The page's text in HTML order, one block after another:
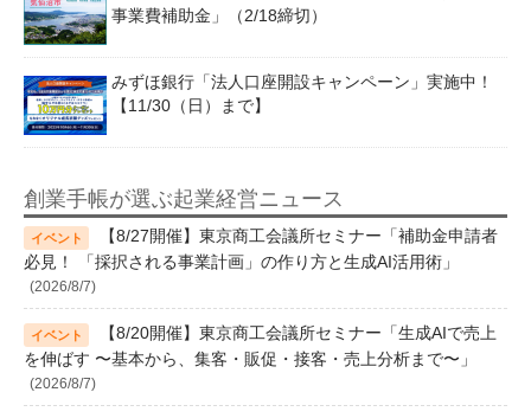
事業費補助金」（2/18締切）
みずほ銀行「法人口座開設キャンペーン」実施中！
【11/30（日）まで】
創業手帳が選ぶ起業経営ニュース
【8/27開催】東京商工会議所セミナー「補助金申請者
必見！ 「採択される事業計画」の作り方と生成AI活用術」
(2026/8/7)
【8/20開催】東京商工会議所セミナー「生成AIで売上
を伸ばす 〜基本から、集客・販促・接客・売上分析まで〜」
(2026/8/7)